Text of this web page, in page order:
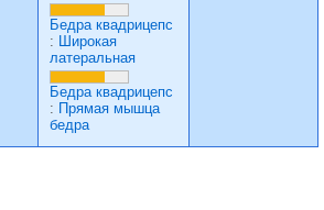
Бедра квадрицепс
: Широкая
латеральная
Бедра квадрицепс
: Прямая мышца
бедра